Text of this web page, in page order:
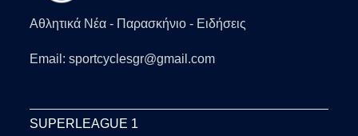
Αθλητικά Νέα - Παρασκήνιο - Ειδήσεις
Email: sportcyclesgr@gmail.com
SUPERLEAGUE 1